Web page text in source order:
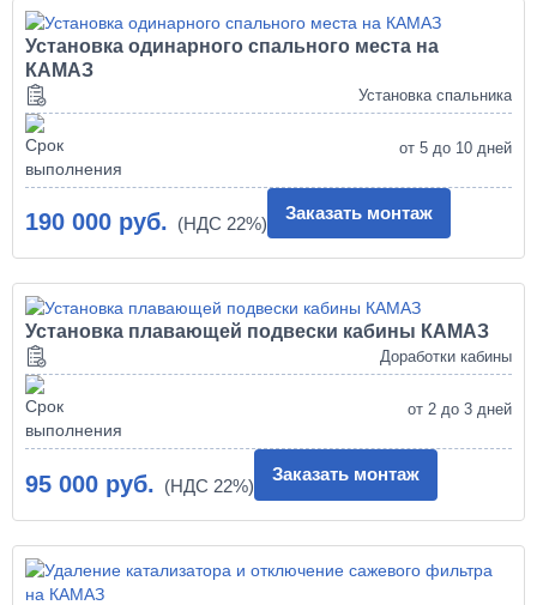
Установка одинарного спального места на
КАМАЗ
Установка спальника
от 5 до 10 дней
190 000 руб. Заказать монтаж
Установка плавающей подвески кабины КАМАЗ
Доработки кабины
от 2 до 3 дней
95 000 руб. Заказать монтаж